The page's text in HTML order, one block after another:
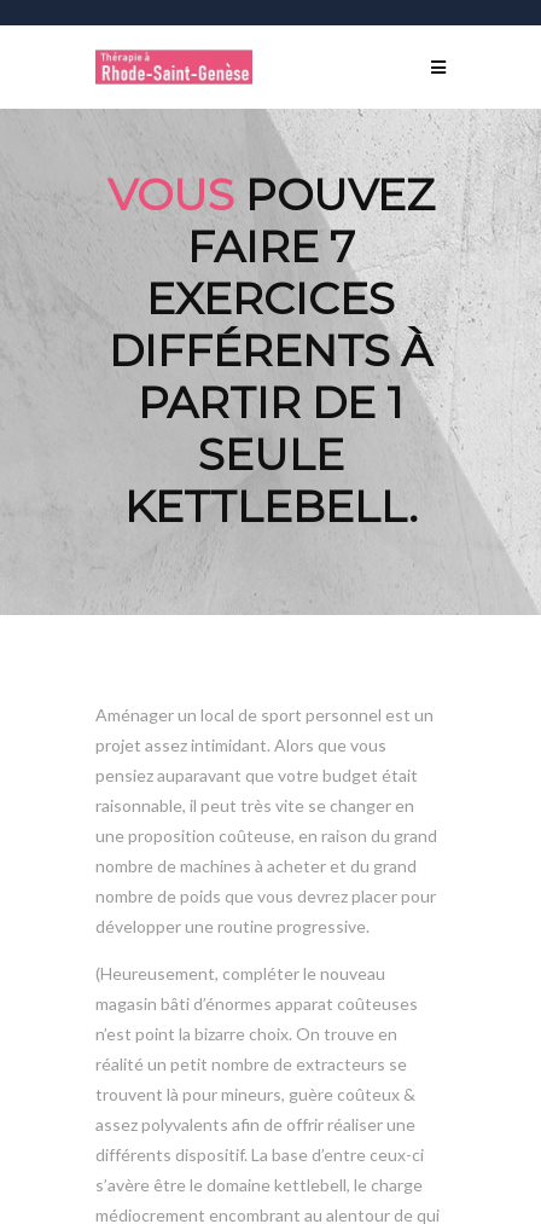
VOUSPOUVEZ
FAIRE 7
EXERCICES
DIFFÉRENTS À
PARTIR DE 1
SEULE
KETTLEBELL.
Aménager un local de sport personnel est un
projet assez intimidant. Alors que vous
pensiez auparavant que votre budget était
raisonnable, il peut très vite se changer en
une proposition coûteuse, en raison du grand
nombre de machines à acheter et du grand
nombre de poids que vous devrez placer pour
développer une routine progressive.
(Heureusement, compléter le nouveau
magasin bâti d’énormes apparat coûteuses
n’est point la bizarre choix. On trouve en
réalité un petit nombre de extracteurs se
trouvent là pour mineurs, guère coûteux &
assez polyvalents afin de offrir réaliser une
différents dispositif. La base d’entre ceux-ci
s’avère être le domaine kettlebell, le charge
médiocrement encombrant au alentour de qui